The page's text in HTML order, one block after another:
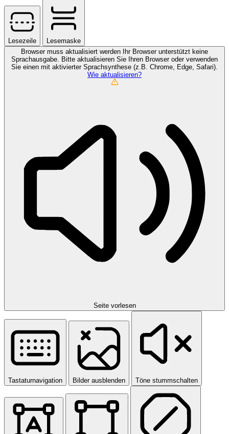
Lesezeile
Lesemaske
Browser muss aktualisiert werden
Ihr Browser unterstützt keine
Sprachausgabe. Bitte aktualisieren Sie Ihren Browser oder verwenden
Sie einen mit aktivierter Sprachsynthese (z.B. Chrome, Edge, Safari).
Wie aktualisieren?
Seite vorlesen
Tastaturnavigation Bilder ausblenden Töne stummschalten